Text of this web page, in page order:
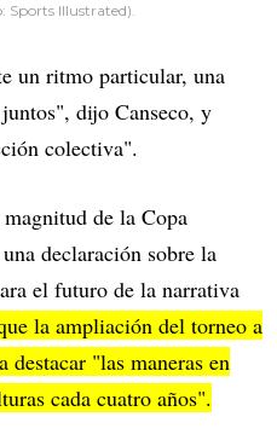
Sports Illustrated).
un ritmo particular, una
dijo Canseco, y
colectiva".
de la Copa
declaración sobre la
el futuro de la narrativa
la ampliación del torneo a
"las maneras en
cada cuatro años".